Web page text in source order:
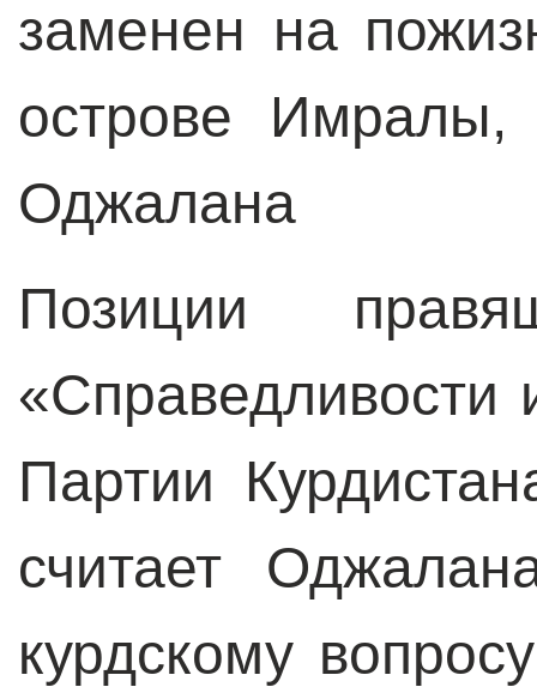
заменен на
острове Имралы,
Оджалана
Позиции
«Справедливости
Партии
считает
курдскому